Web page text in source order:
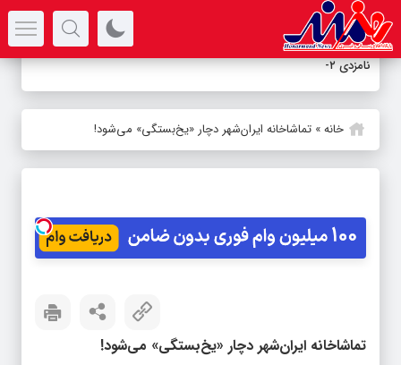
نامزدی ۲ مستن _
خانه» تماشاخانه ایران‌شهر دچار «یخ‌بستگی» می‌شود!
تماشاخانه ایران‌شهر دچار «یخ‌بستگی» می‌شود!